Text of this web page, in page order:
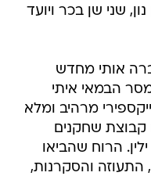
שני שן בכר ויועד
אותי מחדש
הבמאי איתי
מרהיב ומלא
קבוצת שחקנים
הרוח שהביאו
התעוזה והסקרנות,